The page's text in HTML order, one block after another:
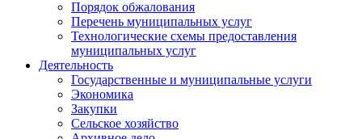
Порядок обжалования
Перечень муниципальных услуг
Технологические схемы предоставления
муниципальных услуг
Деятельность
Государственные и муниципальные услуги
Экономика
Закупки
Сельское хозяйство